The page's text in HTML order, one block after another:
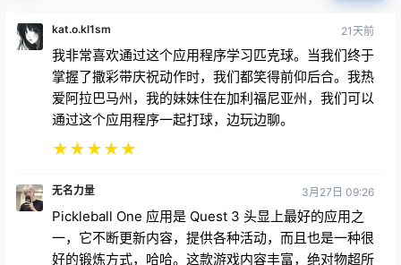
kat.o.kl1sm 21天前
我非常喜欢通过这个应用程序学习匹克球。当我们终于
掌握了撒彩带庆祝动作时，我们都笑得前仰后合。我热
爱阿拉巴马州，我的妹妹住在加利福尼亚州，我们可以
通过这个应用程序一起打球，边玩边聊。
★★★★★
无名力量 3月27日 09:26
Pickleball One 应用是 Quest 3 头显上最好的应用之
一，它不断更新内容，提供各种活动，而且也是一种很
好的锻炼方式，哈哈。这款游戏内容丰富，绝对物超所